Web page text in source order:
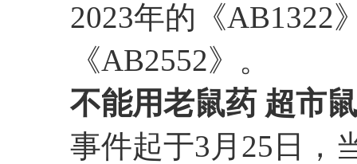
2023年的《AB1322
《AB2552》。
不能用老鼠药 超市
事件起于3月25日，